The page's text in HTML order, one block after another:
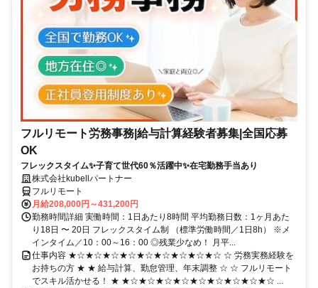
フルリモート労務事務|給与計算経験者募集|全国応募
OK
フレックスタイム✨子育て世代60％活躍中✨在宅勤務手当あり
株式会社kubellパートナー
フルリモート
月給208,000円～431,200円
勤務時間詳細 実働時間：1日あたり8時間 平均勤務日数：1ヶ月あた
り18日 〜 20日 フレックスタイム制 （標準労働時間／1日8h） ※メ
インタイム／10：00～16：00 ◎残業少なめ！ 月平...
仕事内容 ★☆★☆★☆★☆★☆★☆★☆★☆★☆ ☆ 労務実務経験を
お持ちの方 ★ ★ 給与計算、勤怠管理、年末調整 ☆ ☆ フルリモート
でスキル活かせる！ ★ ★☆★☆★☆★☆★☆★☆★☆★☆★☆ ...